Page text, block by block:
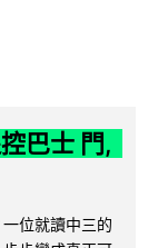
巴士 門,
位就讀中三的